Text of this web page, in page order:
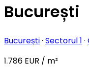
București
București· Sectorul 1 ·
1.786 EUR / m²